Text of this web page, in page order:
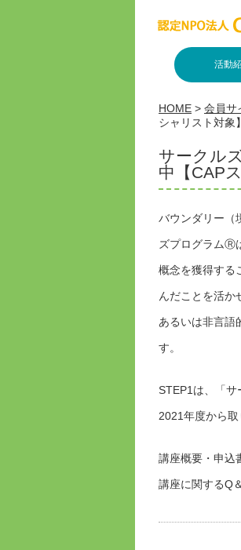
活動
HOME > 会員サ
シャリスト対象】
サークル
中【CAP
バウンダリー（
ズプログラムⓇ
概念を獲得する
んだことを活か
あるいは非言語
す。
STEP1は、「サ
2021年度から
講座概要・申込
講座に関するQ